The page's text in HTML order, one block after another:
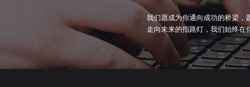
我们愿成为你通向成功的桥梁，
走向未来的指路灯，我们始终在